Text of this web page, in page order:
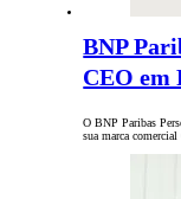
BNP
CEO em
O BNP Paribas
sua marca